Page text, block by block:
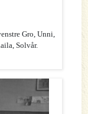
Gro, Unni,
Solvår.